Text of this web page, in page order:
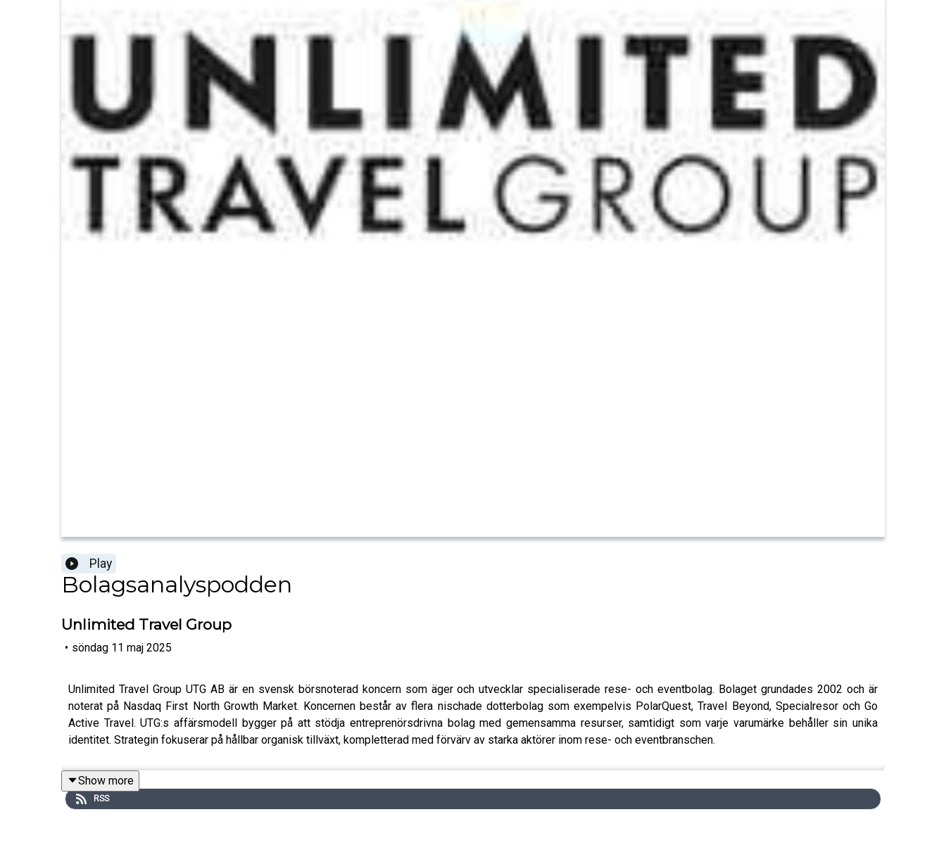
Play
Bolagsanalyspodden
Unlimited Travel Group
• söndag 11 maj 2025
Unlimited Travel Group UTG AB är en svensk börsnoterad koncern som äger och utvecklar specialiserade rese- och eventbolag. Bolaget grundades 2002 och är
noterat på Nasdaq First North Growth Market. Koncernen består av flera nischade dotterbolag som exempelvis PolarQuest, Travel Beyond, Specialresor och Go
Active Travel. UTG:s affärsmodell bygger på att stödja entreprenörsdrivna bolag med gemensamma resurser, samtidigt som varje varumärke behåller sin unika
identitet. Strategin fokuserar på hållbar organisk tillväxt, kompletterad med förvärv av starka aktörer inom rese- och eventbranschen.
Show more
RSS